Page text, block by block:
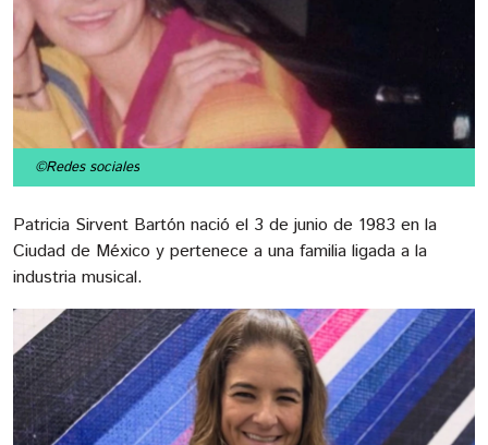
©Redes sociales
Patricia Sirvent Bartón nació el 3 de junio de 1983 en la
Ciudad de México y pertenece a una familia ligada a la
industria musical.